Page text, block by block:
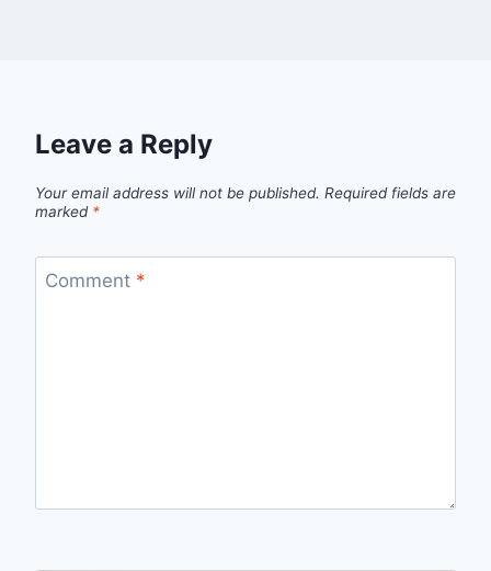
Leave a Reply
Your email address will not be published. Required fields are
marked *
Comment *